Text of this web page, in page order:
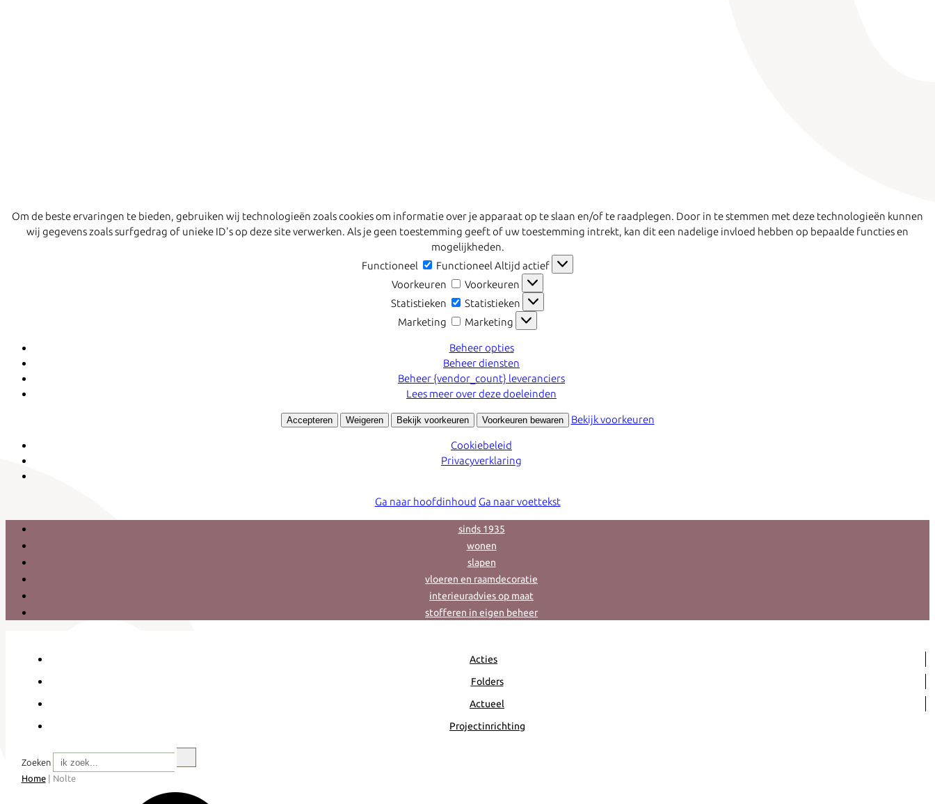
Om de beste ervaringen te bieden, gebruiken wij technologieën zoals cookies om informatie over je apparaat op te slaan en/of te raadplegen. Door in te stemmen met deze technologieën kunnen
wij gegevens zoals surfgedrag of unieke ID's op deze site verwerken. Als je geen toestemming geeft of uw toestemming intrekt, kan dit een nadelige invloed hebben op bepaalde functies en
mogelijkheden.
Functioneel
Functioneel Altijd actief
Voorkeuren
Voorkeuren
Statistieken
Statistieken
Marketing
Marketing
Beheer opties
Beheer diensten
Beheer {vendor_count} leveranciers
Lees meer over deze doeleinden
Accepteren Weigeren Bekijk voorkeuren Voorkeuren bewaren Bekijk voorkeuren
Cookiebeleid
Privacyverklaring
Ga naar hoofdinhoud Ga naar voettekst
sinds 1935
wonen
slapen
vloeren en raamdecoratie
interieuradvies op maat
stofferen in eigen beheer
Acties
Folders
Actueel
Projectinrichting
Zoeken
Home| Nolte